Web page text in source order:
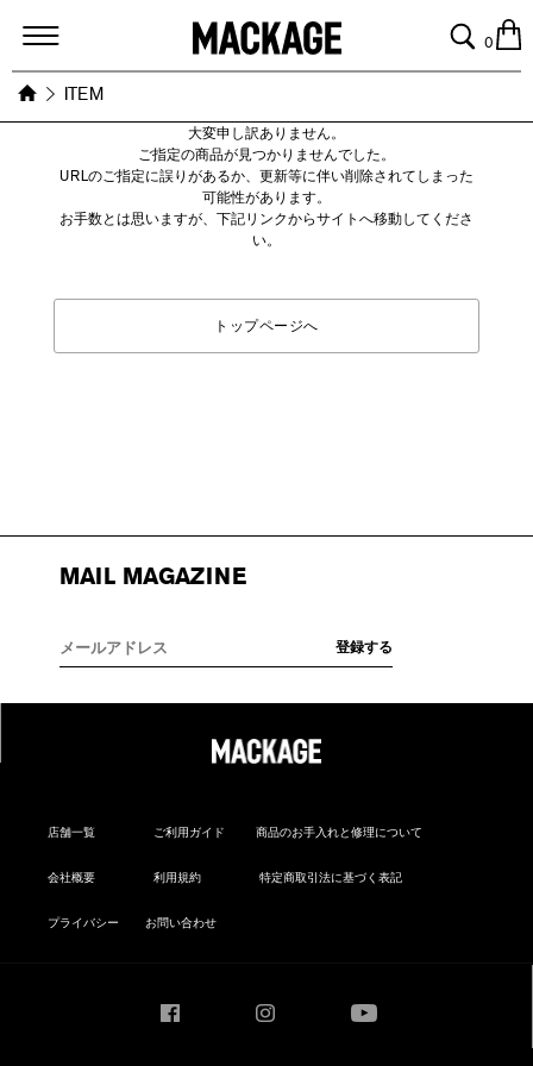
MACKAGE
0
ITEM
大変申し訳ありません。
ご指定の商品が見つかりませんでした。
URLのご指定に誤りがあるか、更新等に伴い削除されてしまった
可能性があります。
お手数とは思いますが、下記リンクからサイトへ移動してくださ
い。
トップページへ
MAIL MAGAZINE
店舗一覧 ご利用ガイド 商品のお手入れと修理について
会社概要 利用規約 特定商取引法に基づく表記
プライバシー お問い合わせ
Instagram